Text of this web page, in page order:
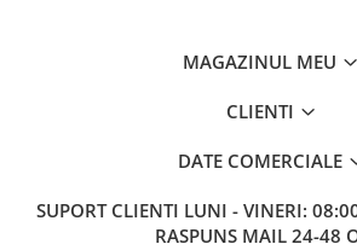
MAGAZINUL MEU
CLIENTI
DATE COMERCIALE
SUPORT CLIENTI LUNI - VINERI:
RASPUNS MAIL 24-48